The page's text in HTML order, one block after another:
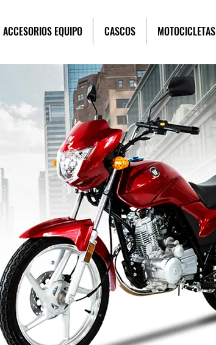
ACCESORIOS EQUIPO CASCOS MOTOCICLETAS